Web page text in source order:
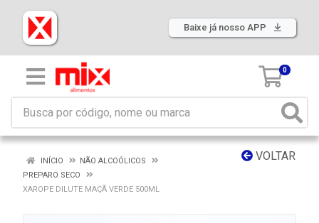
Baixe já nosso APP
0
VOLTAR
INÍCIO
NÃO ALCOÓLICOS
PREPARO SECO
XAROPE DILUTE MAÇÃ VERDE 500ML